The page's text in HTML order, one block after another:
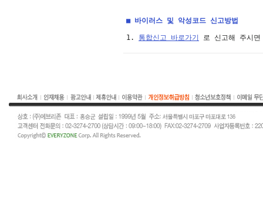
■ 바이러스 및 악성코드 신고방법
1. 통합신고 바로가기 로 신고해 주시